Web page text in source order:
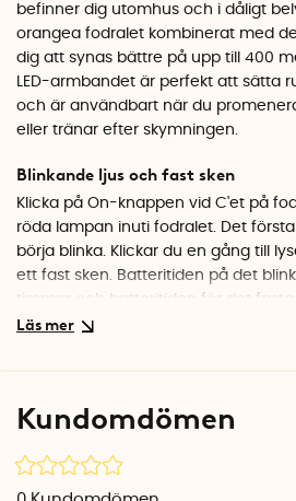
befinner dig utomhus och i dåligt
orangea fodralet kombinerat med
dig att synas bättre på upp till 400
LED-armbandet är perfekt att sätta
och är användbart när du
eller tränar efter skymningen.
Blinkande ljus och fast sken
Klicka på On-knappen vid C'et på
röda lampan inuti fodralet. Det
börja blinka. Klickar du en gång till
ett fast sken. Batteritiden på det
timmar och batteritiden för det fasta
timmar.
lampan runt armen, handleden,
benet. Du kan även haka fast LED
hällorna på baksidan av det
Kundomdömen